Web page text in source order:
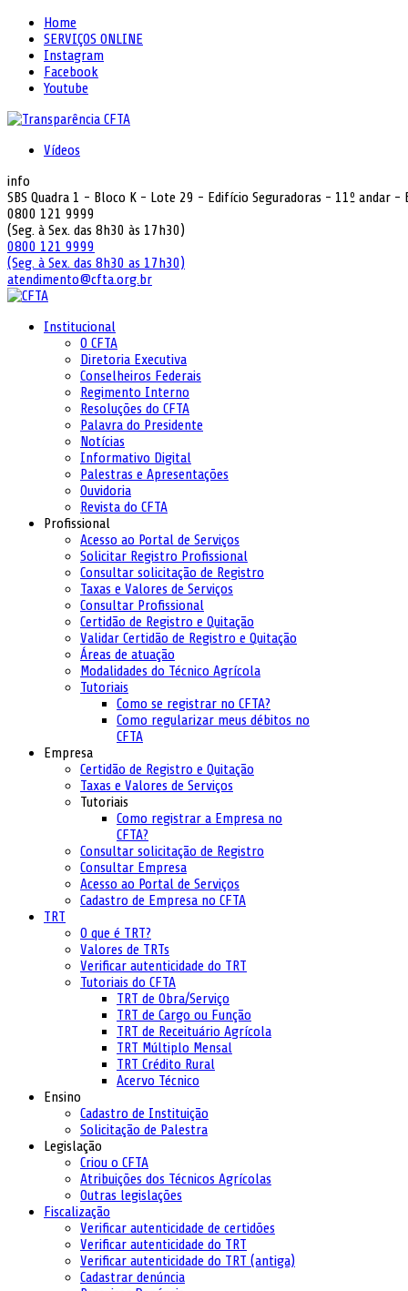
Home
SERVIÇOS ONLINE
Instagram
Facebook
Youtube
Vídeos
info
SBS Quadra 1 - Bloco K - Lote 29 - Edifício Seguradoras - 11º andar
0800 121 9999
(Seg. à Sex. das 8h30 às 17h30)
0800 121 9999
(Seg. à Sex. das 8h30 as 17h30)
atendimento@cfta.org.br
Institucional
O CFTA
Diretoria Executiva
Conselheiros Federais
Regimento Interno
Resoluções do CFTA
Palavra do Presidente
Notícias
Informativo Digital
Palestras e Apresentações
Ouvidoria
Revista do CFTA
Profissional
Acesso ao Portal de Serviços
Solicitar Registro Profissional
Consultar solicitação de Registro
Taxas e Valores de Serviços
Consultar Profissional
Certidão de Registro e Quitação
Validar Certidão de Registro e Quitação
Áreas de atuação
Modalidades do Técnico Agrícola
Tutoriais
Como se registrar no CFTA?
Como regularizar meus débitos no
CFTA
Empresa
Certidão de Registro e Quitação
Taxas e Valores de Serviços
Tutoriais
Como registrar a Empresa no
CFTA?
Consultar solicitação de Registro
Consultar Empresa
Acesso ao Portal de Serviços
Cadastro de Empresa no CFTA
TRT
O que é TRT?
Valores de TRTs
Verificar autenticidade do TRT
Tutoriais do CFTA
TRT de Obra/Serviço
TRT de Cargo ou Função
TRT de Receituário Agrícola
TRT Múltiplo Mensal
TRT Crédito Rural
Acervo Técnico
Ensino
Cadastro de Instituição
Solicitação de Palestra
Legislação
Criou o CFTA
Atribuições dos Técnicos Agrícolas
Outras legislações
Fiscalização
Verificar autenticidade de certidões
Verificar autenticidade do TRT
Verificar autenticidade do TRT (antiga)
Cadastrar denúncia